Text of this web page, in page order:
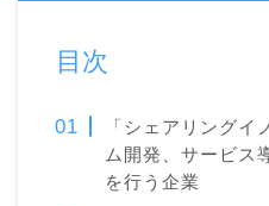
目次
「シェアリングイ
ム開発、サービス
を行う企業